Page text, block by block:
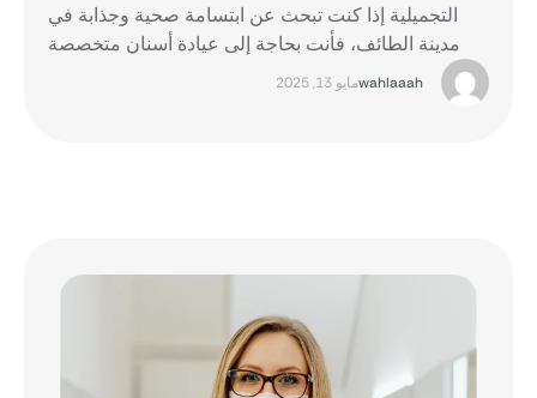
التجميلية إذا كنت تبحث عن ابتسامة صحية وجذابة في
مدينة الطائف، فأنت بحاجة إلى عيادة أسنان متخصصة
تجمع بين الخبرة والتقنيات الحديثة، خصوصًا في مجال
wahlaaahمايو 13, 2025